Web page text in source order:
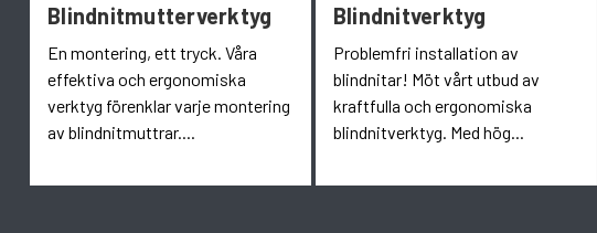
Blindnitmutterverktyg
En montering, ett tryck. Våra
effektiva och ergonomiska
verktyg förenklar varje montering
av blindnitmuttrar....
Blindnitverktyg
Problemfri installation av
blindnitar! Möt vårt utbud av
kraftfulla och ergonomiska
blindnitverktyg. Med hög...